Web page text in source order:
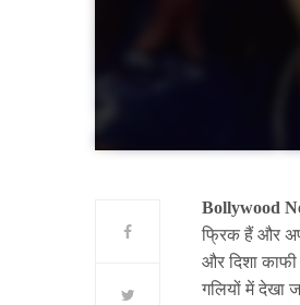
Bollywood
फ्रिक हैं और
और दिशा
गलियों में देखा